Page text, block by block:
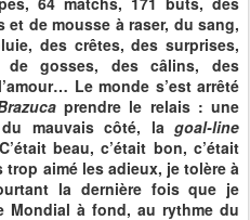
de mousse à raser, du sang,
des crêtes, des surprises,
de gosses, des câlins, des
Le monde s’est arrêté
prendre le relais : une
mauvais côté, la goal-line
beau, c’était bon, c’était
trop aimé les adieux, je tolère à
la dernière fois que je
Mondial à fond, au rythme du